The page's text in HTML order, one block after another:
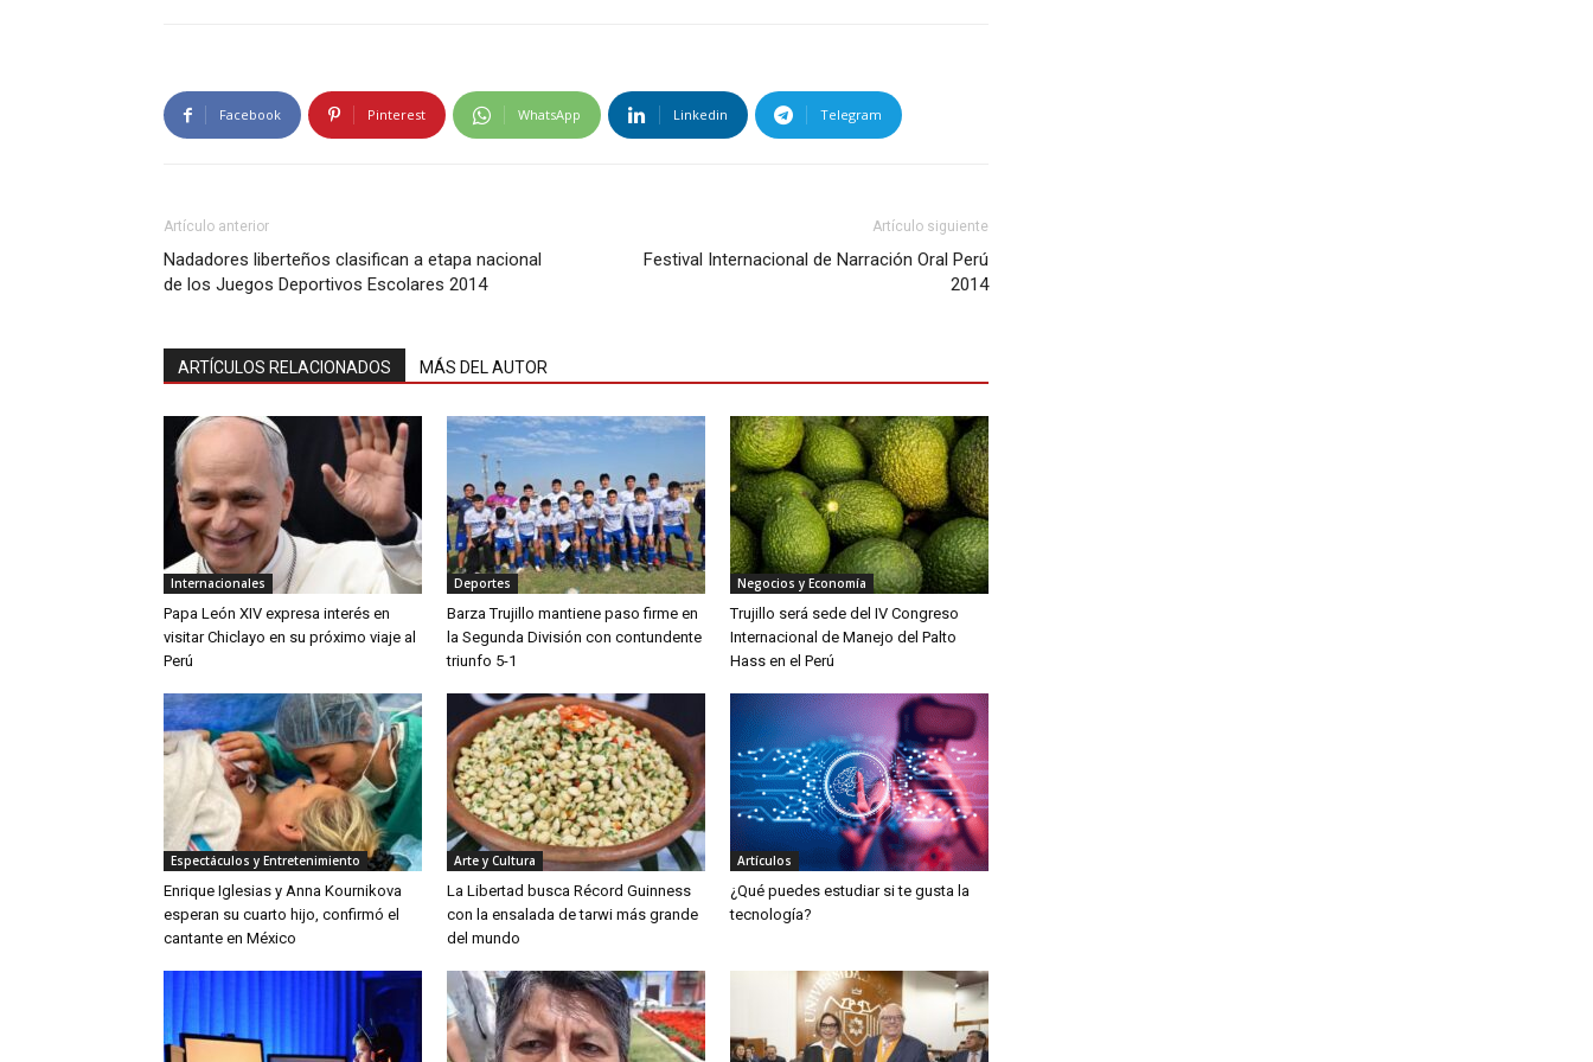
Facebook Pinterest WhatsApp Linkedin Telegram
Artículo anterior
Nadadores liberteños clasifican a etapa nacional
de los Juegos Deportivos Escolares 2014
Artículo siguiente
Festival Internacional de Narración Oral Perú
2014
ARTÍCULOS RELACIONADOS MÁS DEL AUTOR
Internacionales
Papa León XIV expresa interés en
visitar Chiclayo en su próximo viaje al
Perú
Deportes
Barza Trujillo mantiene paso firme en
la Segunda División con contundente
triunfo 5-1
Negocios y Economía
Trujillo será sede del IV Congreso
Internacional de Manejo del Palto
Hass en el Perú
Espectáculos y Entretenimiento
Enrique Iglesias y Anna Kournikova
esperan su cuarto hijo, confirmó el
cantante en México
Arte y Cultura
La Libertad busca Récord Guinness
con la ensalada de tarwi más grande
del mundo
Artículos
¿Qué puedes estudiar si te gusta la
tecnología?